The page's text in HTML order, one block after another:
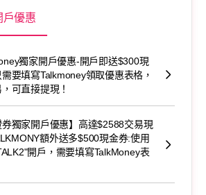
戶優惠
獨家開戶優惠-開戶即送$300現
要填寫Talkmoney領取優惠表格，
可直接提現！
券獨家開戶優惠】高達$2588交易現
額外送多$500現金券:使用
開戶，需要填寫TalkMoney表